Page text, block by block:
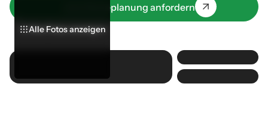
Jetzt Reiseplanung anfordern
Alle Fotos anzeigen
Alle Fotos anzeigen
Alle Fotos anzeigen